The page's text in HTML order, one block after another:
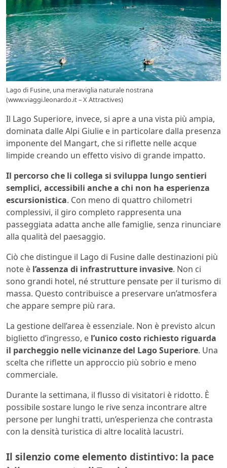
Lago di Fusine, una meraviglia naturale nostrana
(www.viaggi.leonardo.it – X Attractives)
Il Lago Superiore, invece, si apre a una vista più ampia,
dominata dalle Alpi Giulie e in particolare dalla presenza
imponente del Mangart, che si riflette nelle acque
limpide creando un effetto visivo di grande impatto.
Il percorso che li collega si sviluppa lungo sentieri
semplici, accessibili anche a chi non ha esperienza
escursionistica. Con meno di quattro chilometri
complessivi, il giro completo rappresenta una
passeggiata adatta anche alle famiglie, senza rinunciare
alla qualità del paesaggio.
Ciò che distingue il Lago di Fusine dalle destinazioni più
note è l’assenza di infrastrutture invasive. Non ci
sono grandi hotel, né strutture pensate per il turismo di
massa. Questo contribuisce a preservare un’atmosfera
che appare sempre più rara.
La gestione dell’area è essenziale. Non è previsto alcun
biglietto d’ingresso, e l’unico costo richiesto riguarda
il parcheggio nelle vicinanze del Lago Superiore. Una
scelta che riflette un approccio più sobrio e meno
commerciale.
Durante la settimana, il flusso di visitatori è ridotto. È
possibile sostare lungo le rive senza incontrare altre
persone per lunghi tratti, un’esperienza che contrasta
con la densità turistica di altre località lacustri.
Il silenzio come elemento distintivo: la pace